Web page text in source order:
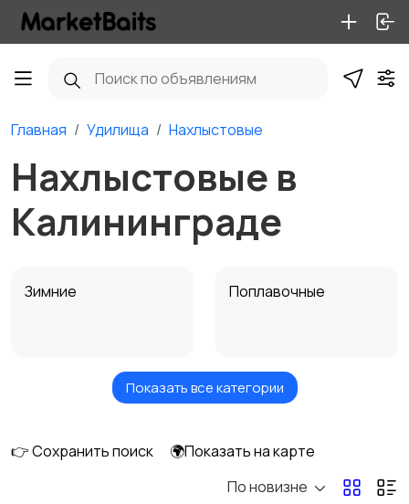
Главная Удилища Нахлыстовые
Нахлыстовые в
Калининграде
Зимние Поплавочные
Троллинговые
Показать все категории
👉 Сохранить поиск
🌍Показать на карте
По новизне